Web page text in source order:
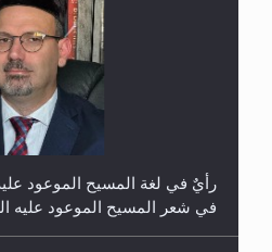
حفل توزيع الشهادات في الجامعة
في شعر المسيح الموعود عليه